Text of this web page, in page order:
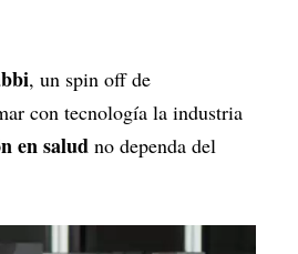
, un spin off de
con tecnología la industria
en salud no dependa del